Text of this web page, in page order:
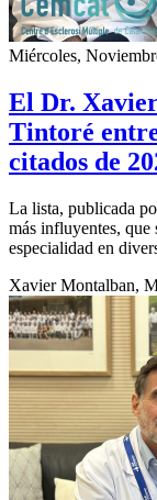
Miércoles,
El Dr.
Tintoré
citados de
La lista, publicada
más influyentes, que
especialidad en
Xavier Montalban,